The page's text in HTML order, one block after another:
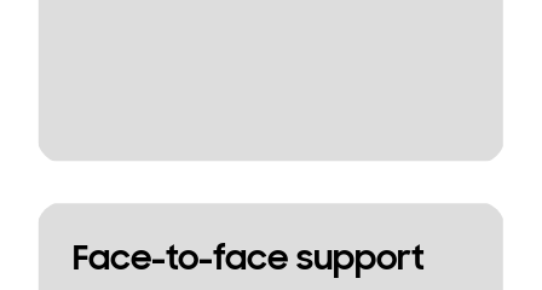
Face-to-face support